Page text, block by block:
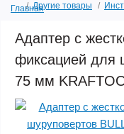
ГлавнаяДругие товары
Адаптер с
фиксацией для
75 мм